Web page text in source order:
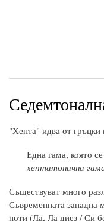
"Хепта" идва от гръцки
Една гама, която
хептатонична
Съществуват много
Съвременната западна
ноти (Ла, Ла диез / Си